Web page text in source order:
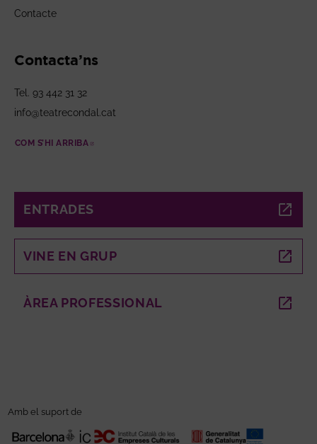
Contacte
Contacta’ns
Tel. 93 442 31 32
info@teatrecondal.cat
COM S’HI ARRIBA
ENTRADES
VINE EN GRUP
ÀREA PROFESSIONAL ABRE EN NUEVA VENTANA
Amb el suport de